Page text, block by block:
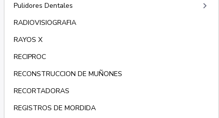
Pulidores Dentales keyboard_arrow_right
RADIOVISIOGRAFIA
RAYOS X
RECIPROC
RECONSTRUCCION DE MUÑONES
RECORTADORAS
REGISTROS DE MORDIDA